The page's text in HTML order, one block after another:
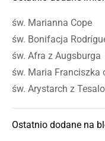
św. Marianna Cope
św. Bonifacja
św. Afra z Augsburga
św. Maria Franciszka
św. Arystarch z
Ostatnio dodane na